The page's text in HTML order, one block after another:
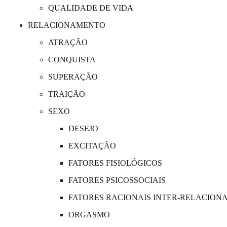
QUALIDADE DE VIDA
RELACIONAMENTO
ATRAÇÃO
CONQUISTA
SUPERAÇÃO
TRAIÇÃO
SEXO
DESEJO
EXCITAÇÃO
FATORES FISIOLÓGICOS
FATORES PSICOSSOCIAIS
FATORES RACIONAIS INTER-
ORGASMO